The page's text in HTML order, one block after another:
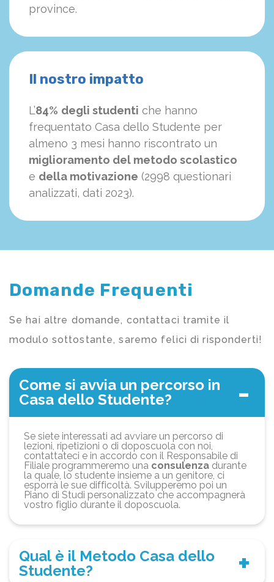
province.
Il nostro impatto
L’84% degli studenti che hanno
frequentato Casa dello Studente per
almeno 3 mesi hanno riscontrato un
miglioramento del metodo scolastico
e della motivazione (2998 questionari
analizzati, dati 2023).
Domande Frequenti
Se hai altre domande, contattaci tramite il
modulo sottostante, saremo felici di risponderti!
Come si avvia un percorso in
Casa dello Studente?
Se siete interessati ad avviare un percorso di
lezioni, ripetizioni o di doposcuola con noi,
contattateci e in accordo con il Responsabile di
Filiale programmeremo una consulenza durante
la quale, lo studente insieme a un genitore, ci
esporrà le sue difficoltà. Svilupperemo poi un
Piano di Studi personalizzato che accompagnerà
vostro figlio durante il doposcuola.
Qual è il Metodo Casa dello
Studente?